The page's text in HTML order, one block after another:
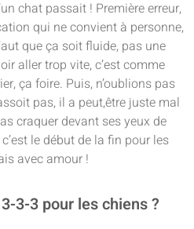
chat passait ! Première erreur,
qui ne convient à personne,
que ça soit fluide, pas une
aller trop vite, c’est comme
ça foire. Puis, n’oublions pas
pas, il a peut,être juste mal
craquer devant ses yeux de
le début de la fin pour les
avec amour !
3-3 pour les chiens ?